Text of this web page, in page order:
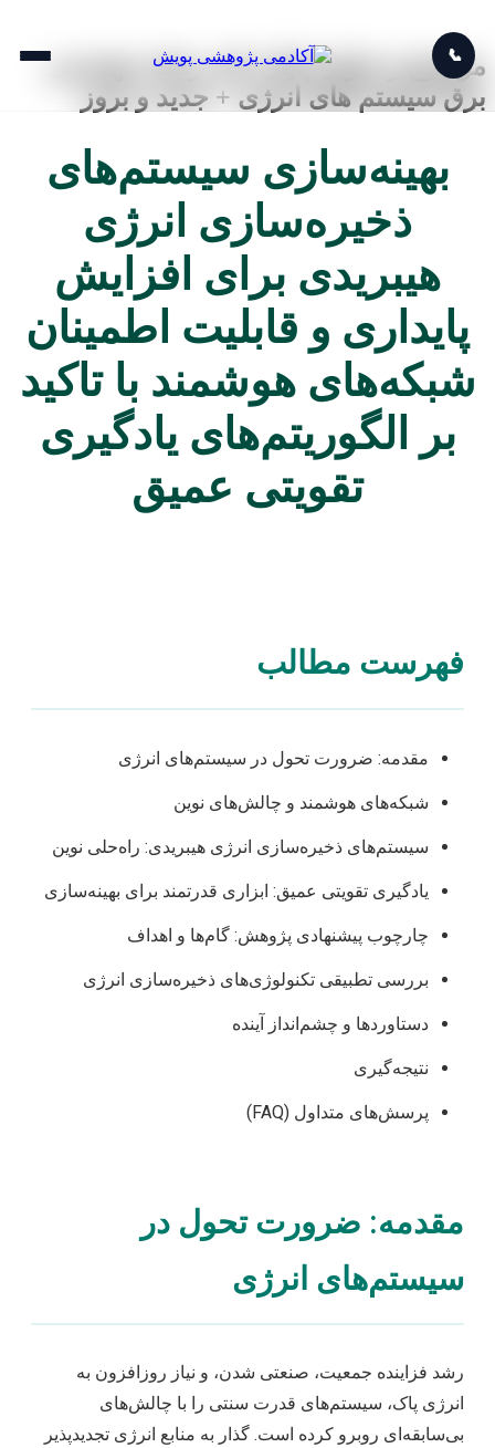
📞
موضوع و عنوان پایان نامه رشته مهندسی
برق سیستم های انرژی + جدید و بروز
بهینه‌سازی سیستم‌های
ذخیره‌سازی انرژی
هیبریدی برای افزایش
پایداری و قابلیت اطمینان
شبکه‌های هوشمند با تاکید
بر الگوریتم‌های یادگیری
تقویتی عمیق
فهرست مطالب
مقدمه: ضرورت تحول در سیستم‌های انرژی
شبکه‌های هوشمند و چالش‌های نوین
سیستم‌های ذخیره‌سازی انرژی هیبریدی: راه‌حلی نوین
یادگیری تقویتی عمیق: ابزاری قدرتمند برای بهینه‌سازی
چارچوب پیشنهادی پژوهش: گام‌ها و اهداف
بررسی تطبیقی تکنولوژی‌های ذخیره‌سازی انرژی
دستاوردها و چشم‌انداز آینده
نتیجه‌گیری
پرسش‌های متداول (FAQ)
مقدمه: ضرورت تحول در
سیستم‌های انرژی
رشد فزاینده جمعیت، صنعتی شدن، و نیاز روزافزون به
انرژی پاک، سیستم‌های قدرت سنتی را با چالش‌های
بی‌سابقه‌ای روبرو کرده است. گذار به منابع انرژی تجدیدپذیر